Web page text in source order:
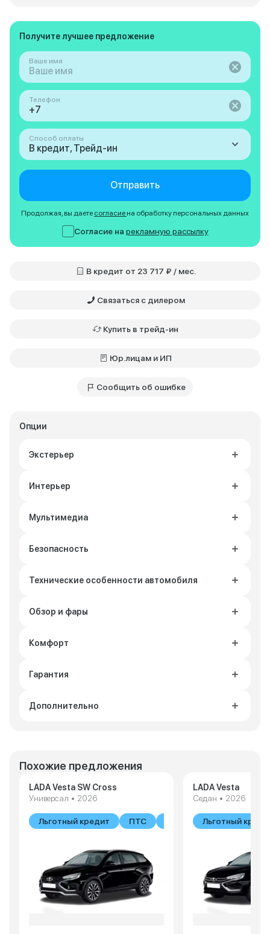
Опции
Экстерьер
Интерьер
Мультимедиа
Безопасность
Технические особенности автомобиля
Обзор и фары
Комфорт
Гарантия
Дополнительно
Получите лучшее предложение
Ваше имя
Телефон
Способ оплаты
В кредит, Трейд-ин
Отправить
Продолжая, вы даете согласие на обработку персональных данных
Согласие на рекламную рассылку
В кредит от 23 717 ₽ / мес.
Связаться с дилером
Купить в трейд-ин
Юр.лицам и ИП
Сообщить об ошибке
Похожие предложения
LADA Vesta SW Cross
Универсал • 2026
Льготный кредит ПТС В наличии
LADA Vesta
Седан • 2026
Льготный